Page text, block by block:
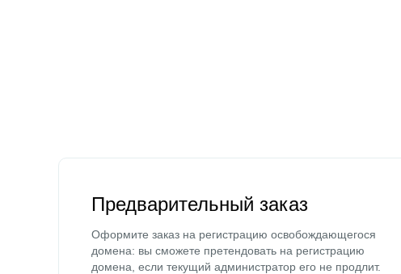
Предварительный заказ
Оформите заказ на регистрацию освобождающегося
домена: вы сможете претендовать на регистрацию
домена, если текущий администратор его не продлит.